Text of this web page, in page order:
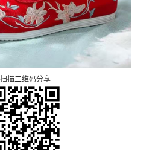
扫描二维码分享